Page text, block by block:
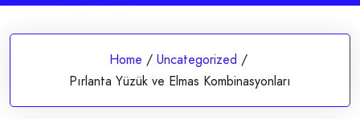
Home / Uncategorized /
Pırlanta Yüzük ve Elmas Kombinasyonları